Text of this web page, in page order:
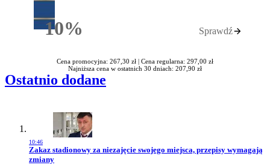
10%Rabatu Sprawdź
Cena promocyjna: 267,30 zł | Cena regularna: 297,00 zł
Najniższa cena w ostatnich 30 dniach: 207,90 zł
Ostatnio dodane
10:46
Przejdź do artykułu:
Zakaz stadionowy za niezajęcie swojego miejsca, przepisy wymagają
zmiany